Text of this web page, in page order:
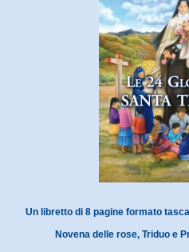
Un libretto di 8 pagine formato
Novena delle rose, Triduo e